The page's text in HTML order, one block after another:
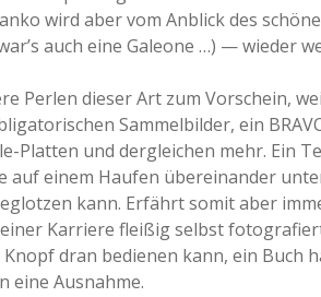
wird aber vom Anblick des
auch eine Galeone …) — wieder
Perlen dieser Art zum Vorschein,
Sammelbilder, ein
Platten und dergleichen mehr. Ein
auf einem Haufen übereinander
kann. Erfährt somit aber
Karriere fleißig selbst
dran bedienen kann, ein Buch
eine Ausnahme.